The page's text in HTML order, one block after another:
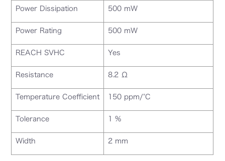
Power Dissipation 500 mW
Power Rating 500 mW
REACH SVHC Yes
Resistance 8.2 Ω
Temperature Coefficient 150 ppm/°C
Tolerance 1 %
Width 2 mm